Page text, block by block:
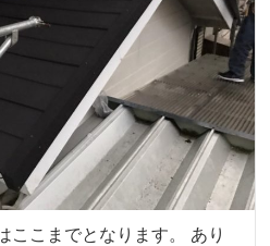
ここまでとなります。 あり